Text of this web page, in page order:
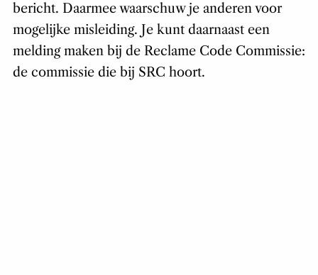
bericht. Daarmee waarschuw je anderen voor
mogelijke misleiding. Je kunt daarnaast een
melding maken bij de Reclame Code Commissie:
de commissie die bij SRC hoort.